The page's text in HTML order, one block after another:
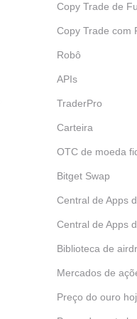
Copy Trade de
‌Copy Trade com
Robô
APIs
TraderPro
Carteira
OTC de moeda
Bitget Swap
Central de Apps
Central de Apps
Biblioteca de
Mercados de
Preço do ouro